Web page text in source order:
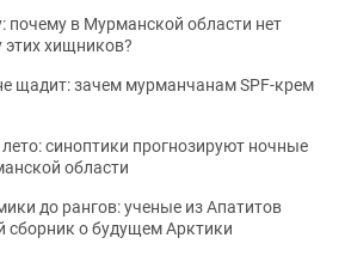
почему в Мурманской области нет
хищников?
щадит: зачем мурманчанам SPF-крем
синоптики прогнозируют ночные
области
до рангов: ученые из Апатитов
сборник о будущем Арктики